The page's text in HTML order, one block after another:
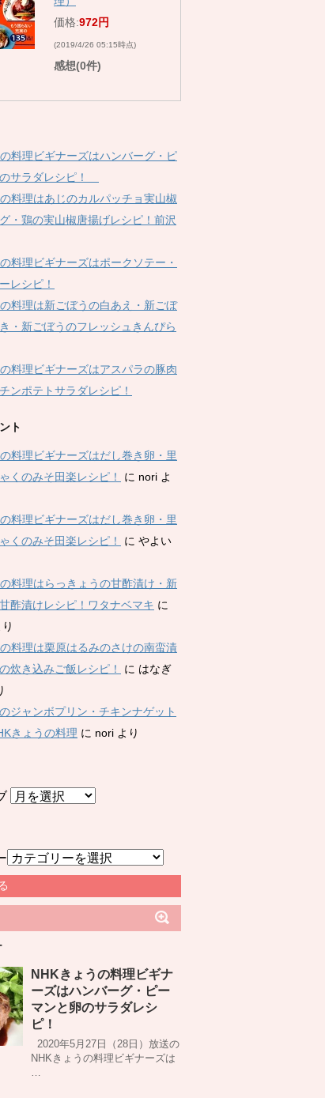
価格:972円
(2019/4/26 05:15時点)
感想(0件)
料理ビギナーズはハンバーグ・ピ
サラダレシピ！
料理はあじのカルパッチョ実山椒
・鶏の実山椒唐揚げレシピ！前沢
料理ビギナーズはポークソテー・
レシピ！
料理は新ごぼうの白あえ・新ごぼ
・新ごぼうのフレッシュきんぴら
料理ビギナーズはアスパラの豚肉
ンポテトサラダレシピ！
ト
料理ビギナーズはだし巻き卵・里
くのみそ田楽レシピ！
に nori よ
料理ビギナーズはだし巻き卵・里
くのみそ田楽レシピ！
に やよい
料理はらっきょうの甘酢漬け・新
酢漬けレシピ！ワタナベマキ に
り
料理は栗原はるみのさけの南蛮漬
炊き込みご飯レシピ！
に はなぎ
ジャンボプリン・チキンナゲット
きょうの料理 に nori より
NHKきょうの料理ビギナ
ーズはハンバーグ・ピー
マンと卵のサラダレシ
ピ！
2020年5月27日（28日）放送の
NHKきょうの料理ビギナーズは
…